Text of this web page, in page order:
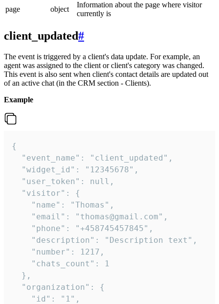
page
object
Information about the page where visitor
currently is
client_updated#
The event is triggered by a client's data update. For example, an
agent was assigned to the client or client's category was changed.
This event is also sent when client's contact details are updated out
of an active chat (in the CRM section - Clients).
Example
{
  "event_name": "client_updated",
  "widget_id": "12345678",
  "user_token": null,
  "visitor": {
    "name": "Thomas",
    "email": "thomas@gmail.com",
    "phone": "+458745457845",
    "description": "Description text",
    "number": 1217,
    "chats_count": 1
  },
  "organization": {
    "id": "1",